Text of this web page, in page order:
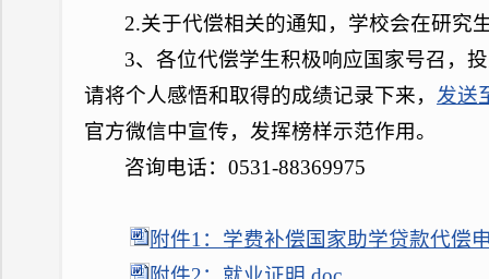
2.关于代偿相关的通知，学校会在研究
3、各位代偿学生积极响应国家号召，
请将个人感悟和取得的成绩记录下来， 发送
官方微信中宣传，发挥榜样示范作用。
咨询电话：0531-88369975
附件1：学费补偿国家助学贷款代偿